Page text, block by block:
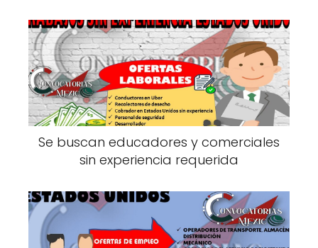
Se buscan educadores y comerciales
sin experiencia requerida